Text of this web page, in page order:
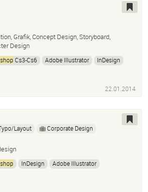
Grafik, Concept Design, Storyboard,
Design
Cs3-Cs6 Adobe Illustrator
InDesign
22.01.2014
Layout Corporate Design
InDesign
Adobe Illustrator